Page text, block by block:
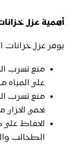
أهمية عزل
يوفر عزل خزانات
منع تسرب
على المياه
منع تسرب
يحمي الخزان
الحفاظ على
الطحالب